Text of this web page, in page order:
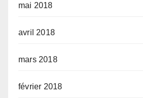
mai 2018
avril 2018
mars 2018
février 2018